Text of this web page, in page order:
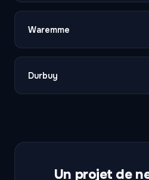
Waremme
Durbuy
Un projet de